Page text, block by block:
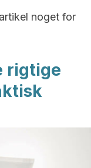
noget for
rigtige